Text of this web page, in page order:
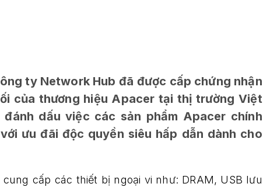
ty Network Hub đã được cấp chứng nhận
của thương hiệu Apacer tại thị trường Việt
dấu việc các sản phẩm Apacer chính
ưu đãi độc quyền siêu hấp dẫn dành cho
cấp các thiết bị ngoại vi như: DRAM, USB lưu